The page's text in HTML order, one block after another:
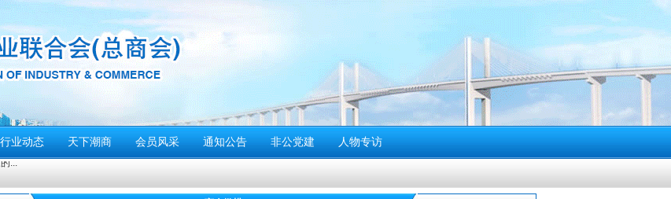
行业动态 天下潮商 会员风采 通知公告 非公党建 人物专访